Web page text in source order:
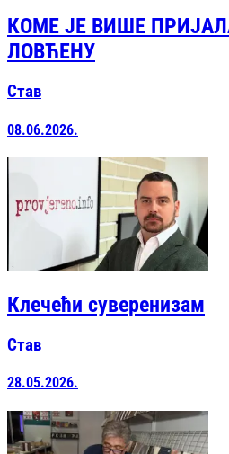
КОМЕ ЈЕ ВИШЕ
ЛОВЋЕНУ
Став
08.06.2026.
Клечећи суверенизам
Став
28.05.2026.